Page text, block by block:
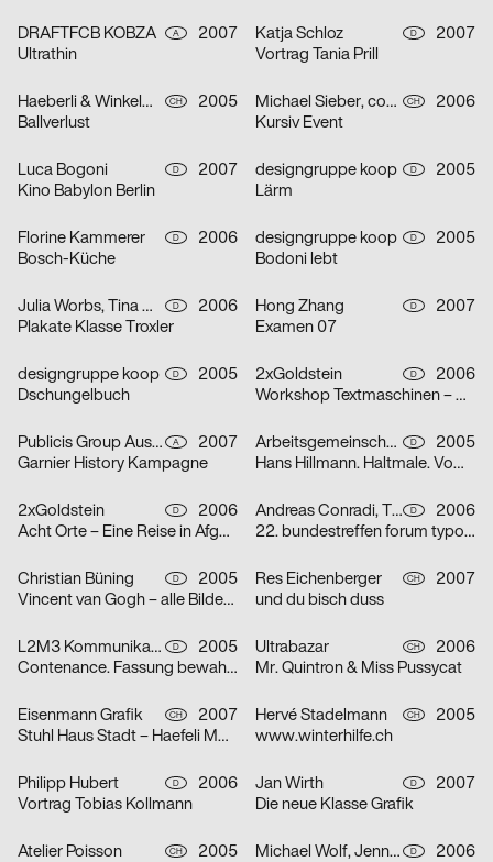
DRAFTFCB KOBZA A
2007
Ultrathin
Katja Schloz D
2007
Vortrag Tania Prill
Haeberli & Winkelmann CH
2005
Ballverlust
Michael Sieber, cosmic.ch/dbmb CH
2006
Kursiv Event
Luca Bogoni D
2007
Kino Babylon Berlin
designgruppe koop D
2005
Lärm
Florine Kammerer D
2006
Bosch-Küche
designgruppe koop D
2005
Bodoni lebt
Julia Worbs, Tina Worbs D
2006
Plakate Klasse Troxler
Hong Zhang D
2007
Examen 07
designgruppe koop D
2005
Dschungelbuch
2xGoldstein D
2006
Workshop Textmaschinen – Maschinentext
Publicis Group Austria GmbH, Evelina Sava A
2007
Garnier History Kampagne
Arbeitsgemeinschaft für visuelle und verbale Kommunikation Uwe Loesch D
2005
Hans Hillmann. Haltmale. Vom Plakat zum Bildroman
2xGoldstein D
2006
Acht Orte – Eine Reise in Afghanistan
Andreas Conradi, Tino Graß, Martin Hoffmann, Tristan Schmitz D
2006
22. bundestreffen forum typografie/walbaum tanzt grotesk
Christian Büning D
2005
Vincent van Gogh – alle Bilder / nur die Porträts
Res Eichenberger CH
2007
und du bisch duss
L2M3 Kommunikationsdesign D
2005
Contenance. Fassung bewahren
Ultrabazar CH
2006
Mr. Quintron & Miss Pussycat
Eisenmann Grafik CH
2007
Stuhl Haus Stadt – Haefeli Moser Steiger
Hervé Stadelmann CH
2005
www.winterhilfe.ch
Philipp Hubert D
2006
Vortrag Tobias Kollmann
Jan Wirth D
2007
Die neue Klasse Grafik
Atelier Poisson CH
2005
Michael Wolf, Jennie Boie, Büro für Gestaltung Janssen D
2006